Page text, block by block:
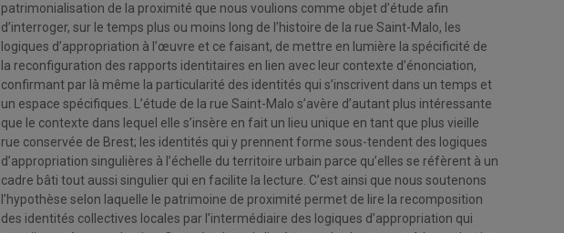
patrimonialisation de la proximité que nous voulions comme objet d’étude afin
d’interroger, sur le temps plus ou moins long de l’histoire de la rue Saint-Malo, les
logiques d’appropriation à l’œuvre et ce faisant, de mettre en lumière la spécificité de
la reconfiguration des rapports identitaires en lien avec leur contexte d’énonciation,
confirmant par là même la particularité des identités qui s’inscrivent dans un temps et
un espace spécifiques. L’étude de la rue Saint-Malo s’avère d’autant plus intéressante
que le contexte dans lequel elle s’insère en fait un lieu unique en tant que plus vieille
rue conservée de Brest; les identités qui y prennent forme sous-tendent des logiques
d’appropriation singulières à l’échelle du territoire urbain parce qu’elles se réfèrent à un
cadre bâti tout aussi singulier qui en facilite la lecture. C’est ainsi que nous soutenons
l’hypothèse selon laquelle le patrimoine de proximité permet de lire la recomposition
des identités collectives locales par l’intermédiaire des logiques d’appropriation qui